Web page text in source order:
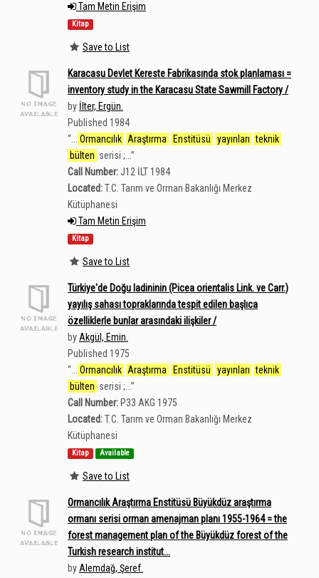
Tam Metin Erişim
Kitap
Save to List
Karacasu Devlet Kereste Fabrikasında stok planlaması =
inventory study in the Karacasu State Sawmill Factory /
by İlter, Ergün.
Published 1984
“
Ormancılık Araştırma Enstitüsü yayınları teknik
bülten serisi ;... ”
Call Number:J12 İLT 1984
Located:T.C. Tarım ve Orman Bakanlığı Merkez
Kütüphanesi
Tam Metin Erişim
Kitap
Save to List
Türkiye'de Doğu ladininin (Picea orientalis Link. ve Carr.)
yayılış sahası topraklarında tespit edilen başlıca
özelliklerle bunlar arasındaki ilişkiler /
by Akgül, Emin.
Published 1975
“
Ormancılık Araştırma Enstitüsü yayınları teknik
bülten serisi ;... ”
Call Number: P33 AKG 1975
Located:T.C. Tarım ve Orman Bakanlığı Merkez
Kütüphanesi
Kitap Available
Save to List
Ormancılık Araştırma Enstitüsü Büyükdüz araştırma
ormanı serisi orman amenajman planı 1955-1964 = the
forest management plan of the Büyükdüz forest of the
Turkish research institut...
by Alemdağ, Şeref.